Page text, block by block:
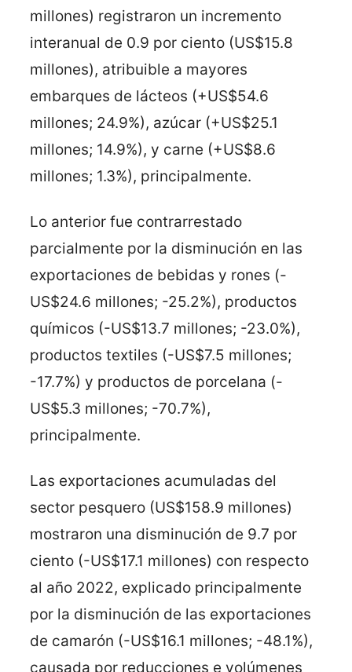
millones) registraron un incremento
interanual de 0.9 por ciento (US$15.8
millones), atribuible a mayores
embarques de lácteos (+US$54.6
millones; 24.9%), azúcar (+US$25.1
millones; 14.9%), y carne (+US$8.6
millones; 1.3%), principalmente.
Lo anterior fue contrarrestado
parcialmente por la disminución en las
exportaciones de bebidas y rones (-
US$24.6 millones; -25.2%), productos
químicos (-US$13.7 millones; -23.0%),
productos textiles (-US$7.5 millones;
-17.7%) y productos de porcelana (-
US$5.3 millones; -70.7%),
principalmente.
Las exportaciones acumuladas del
sector pesquero (US$158.9 millones)
mostraron una disminución de 9.7 por
ciento (-US$17.1 millones) con respecto
al año 2022, explicado principalmente
por la disminución de las exportaciones
de camarón (-US$16.1 millones; -48.1%),
causada por reducciones e volúmenes